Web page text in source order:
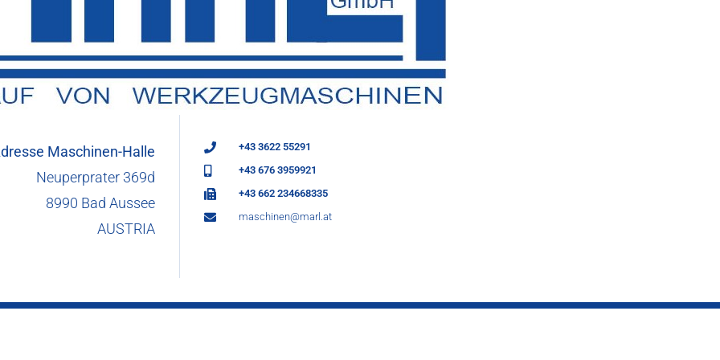
Maschinen-Halle
Neuperprater 369d
8990 Bad Aussee
AUSTRIA
+43 3622 55291
+43 676 3959921
+43 662 234668335
maschinen@marl.at